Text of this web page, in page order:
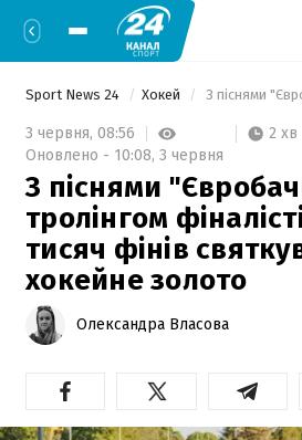
Sport News 24 Хокей
3 червня, 08:56
2 хв
Оновлено - 10:08, 3 червня
З піснями
тролінгом
тисяч фінів
хокейне золото
Олександра Власова